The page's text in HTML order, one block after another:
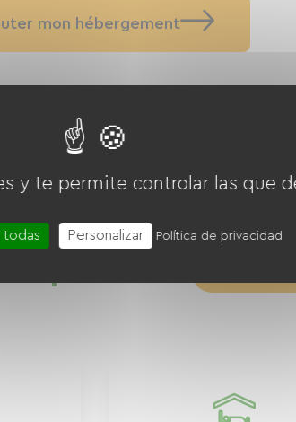
mon hébergement
y te permite controlar las que
todas Personalizar Política de privacidad